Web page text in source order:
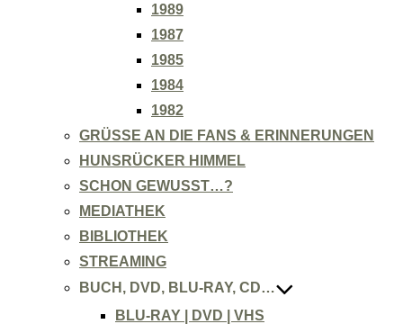
1989
1987
1985
1984
1982
GRÜSSE AN DIE FANS & ERINNERUNGEN
HUNSRÜCKER HIMMEL
SCHON GEWUSST…?
MEDIATHEK
BIBLIOTHEK
STREAMING
BUCH, DVD, BLU-RAY, CD…
BLU-RAY | DVD | VHS